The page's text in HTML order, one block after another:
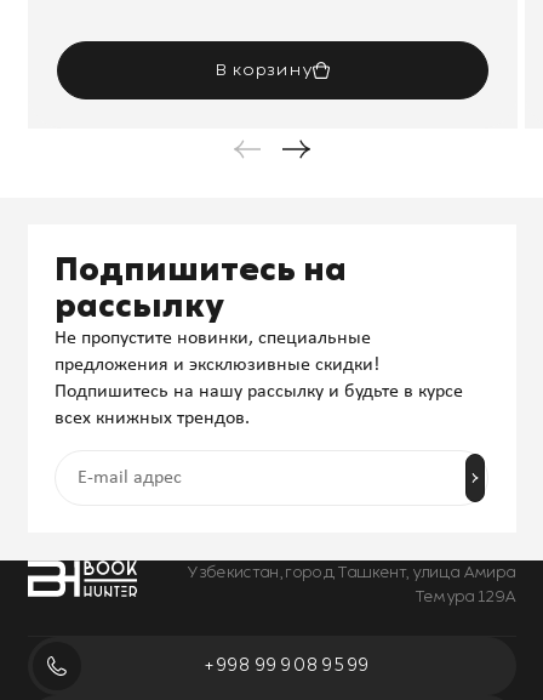
В корзину
Узбекистан, город Ташкент, улица Амира
Темура 129А
+998 99 908 95 99
Подпишитесь на
рассылку
Не пропустите новинки, специальные
предложения и эксклюзивные скидки!
Подпишитесь на нашу рассылку и будьте в курсе
всех книжных трендов.